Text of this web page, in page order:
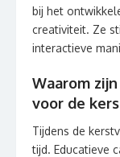
bij het
creativiteit. Ze
interactieve
Waarom
voor de
Tijdens de
tijd. Educatieve